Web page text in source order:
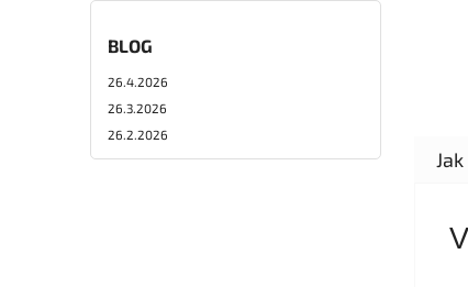
BLOG
26.4.2026
26.3.2026
26.2.2026